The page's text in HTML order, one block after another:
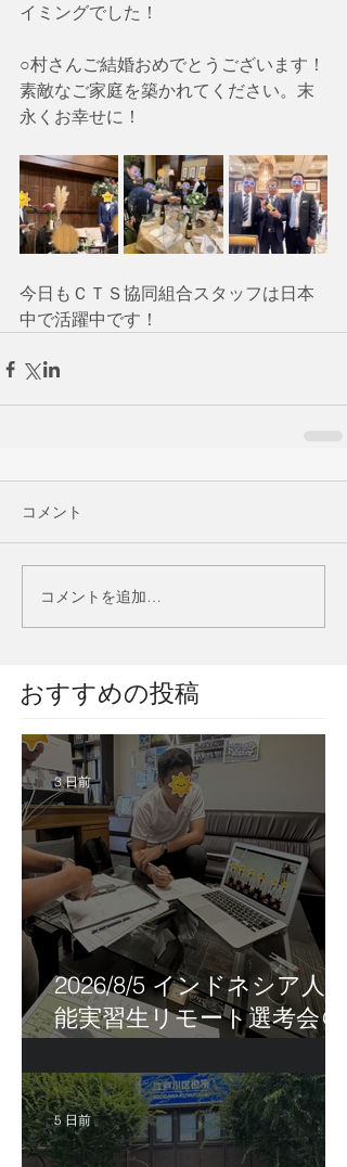
イミングでした！
○村さんご結婚おめでとうございます！
素敵なご家庭を築かれてください。末
永くお幸せに！
今日もＣＴＳ協同組合スタッフは日本
中で活躍中です！
コメント
コメントを追加…
​おすすめの投稿
2026/8/5 インドネシア人技
能実習生リモート選考会＠
3 日前
5 日前